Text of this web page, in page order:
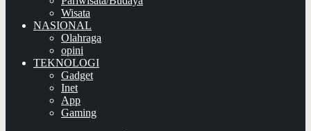
Wisata
NASIONAL
Olahraga
opini
TEKNOLOGI
Gadget
Inet
App
Gaming